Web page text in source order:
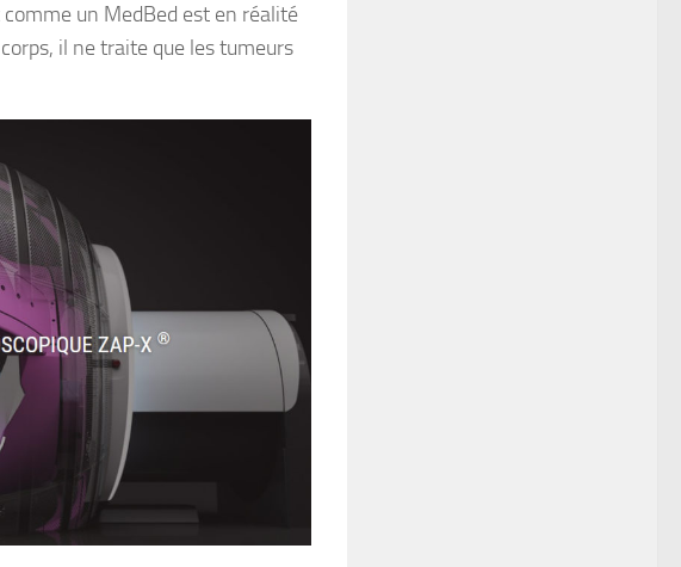
un MedBed est en réalité
il ne traite que les tumeurs